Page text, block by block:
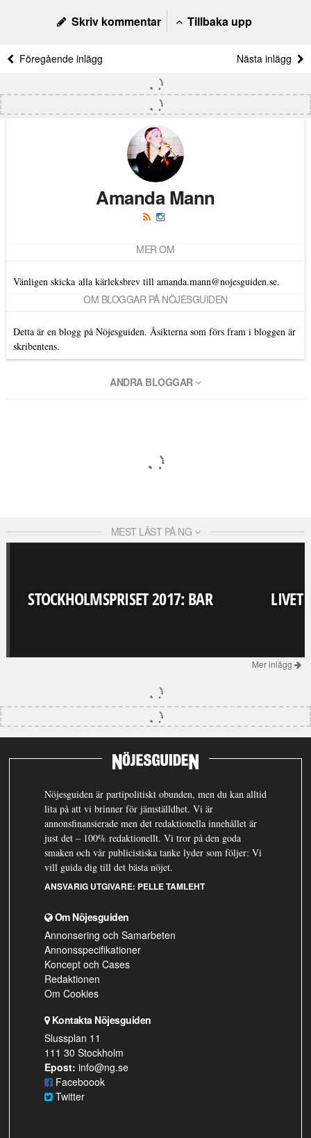
Skriv kommentar Tillbaka upp
Föregående inlägg Nästa inlägg
Amanda Mann
MER OM
Vänligen skicka alla kärleksbrev till amanda.mann@nojesguiden.se.
OM BLOGGAR PÅ NÖJESGUIDEN
Detta är en blogg på Nöjesguiden. Åsikterna som förs fram i bloggen är
skribentens.
ANDRA BLOGGAR
MEST LÄST PÅ NG
STOCKHOLMSPRISET 2017: BAR LIVET
Mer inlägg
Nöjesguiden är partipolitiskt obunden, men du kan alltid
lita på att vi brinner för jämställdhet. Vi är
annonsfinansierade men det redaktionella innehållet är
just det – 100% redaktionellt. Vi tror på den goda
smaken och vår publicistiska tanke lyder som följer: Vi
vill guida dig till det bästa nöjet.
ANSVARIG UTGIVARE: PELLE TAMLEHT
Om Nöjesguiden
Annonsering och Samarbeten
Annonsspecifikationer
Koncept och Cases
Redaktionen
Om Cookies
Kontakta Nöjesguiden
Slussplan 11
111 30 Stockholm
Epost: info@ng.se
Faceboook
Twitter